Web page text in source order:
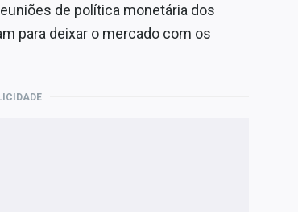
de política monetária dos
para deixar o mercado com os